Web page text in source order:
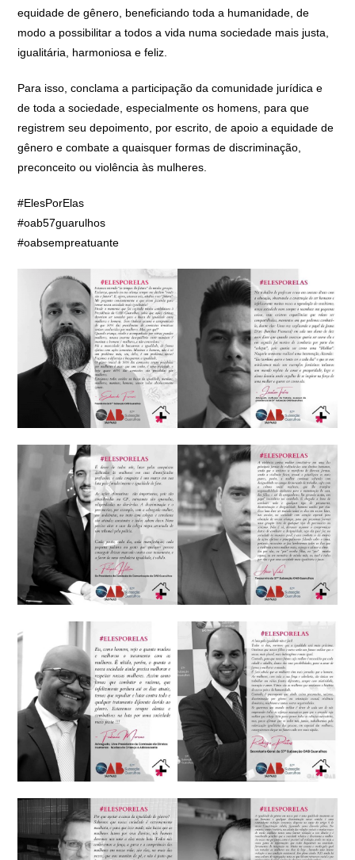
equidade de gênero, beneficiando toda a humanidade, de
modo a possibilitar a todos a vida numa sociedade mais justa,
igualitária, harmoniosa e feliz.
Para isso, conclama a participação da comunidade jurídica e
de toda a sociedade, especialmente os homens, para que
registrem seu depoimento, por escrito, de apoio a equidade de
gênero e combate a quaisquer formas de discriminação,
preconceito ou violência às mulheres.
#ElesPorElas
#oab57guarulhos
#oabsempreatuante